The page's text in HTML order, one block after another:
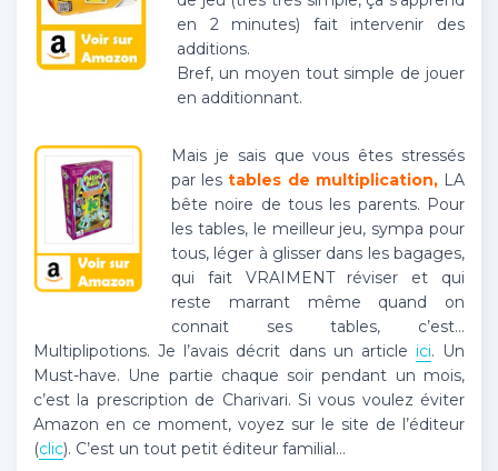
en 2 minutes) fait intervenir des
additions.
Bref, un moyen tout simple de jouer
en additionnant.
Mais je sais que vous êtes stressés
par lestables de multiplication,LA
bête noire de tous les parents. Pour
les tables, le meilleur jeu, sympa pour
tous, léger à glisser dans les bagages,
qui fait VRAIMENT réviser et qui
reste marrant même quand on
connait ses tables, c’est…
Multiplipotions. Je l’avais décrit dans un article ici. Un
Must-have. Une partie chaque soir pendant un mois,
c’est la prescription de Charivari. Si vous voulez éviter
Amazon en ce moment, voyez sur le site de l’éditeur
(clic). C’est un tout petit éditeur familial…